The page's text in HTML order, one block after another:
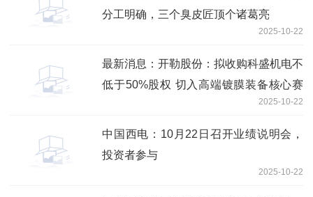
分工明确，三个臭皮匠顶个诸葛亮
2025-10-22
最新消息：开勒股份：拟收购科盛机电不
低于50%股权 切入高端镀膜装备核心赛
2025-10-22
中国西电：10月22日召开业绩说明会，
投资者参与
2025-10-22